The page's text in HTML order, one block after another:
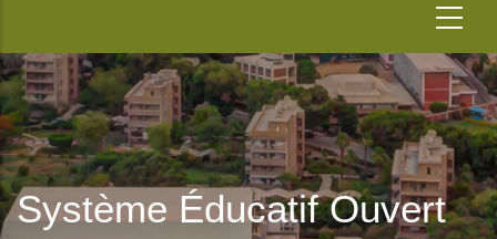
Système Éducatif Ouvert